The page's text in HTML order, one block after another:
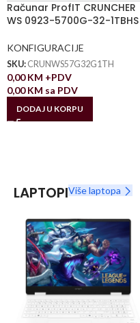
Računar ProfIT CRUNCHER
WS 0923-5700G-32-1TBHS
KONFIGURACIJE
SKU: CRUNWS57G32G1TH
0,00KM +PDV
0,00KM sa PDV
DODAJ U KORPU
LAPTOPIViše laptopa